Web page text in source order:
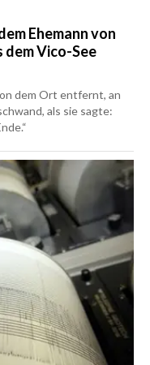
Ehemann von
dem Vico-See
dem Ort entfernt, an
als sie sagte: